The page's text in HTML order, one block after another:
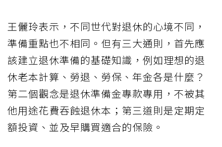
王儷玲表示，不同世代對退休的心境不同，
準備重點也不相同。但有三大通則，首先應
該建立退休準備的基礎知識，例如理想的退
休老本計算、勞退、勞保、年金各是什麼？
第二個觀念是退休準備金專款專用，不被其
他用途花費吞蝕退休本；第三道則是定期定
額投資、並及早購買適合的保險。